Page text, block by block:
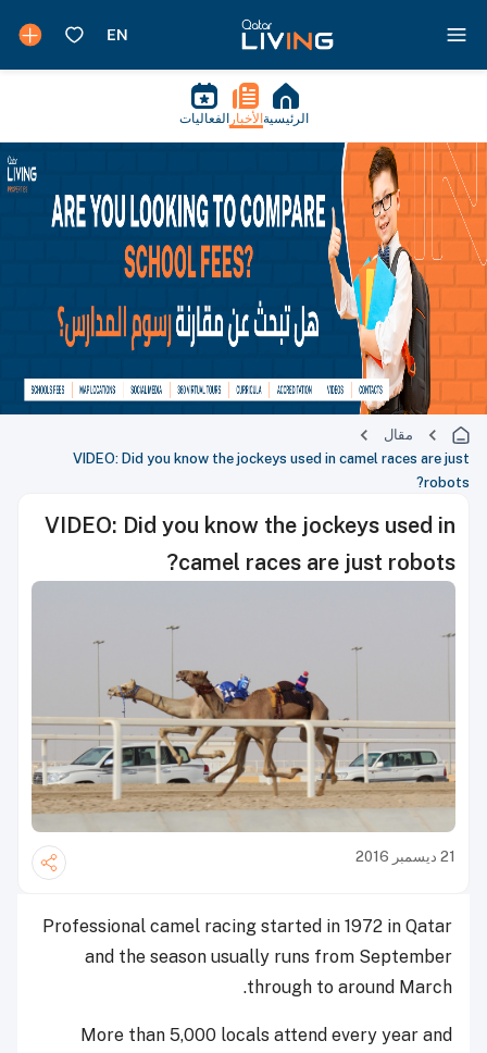
الرئيسية الأخبار الفعاليات
مقال
VIDEO: Did you know the jockeys used in camel races are just
robots?
VIDEO: Did you know the jockeys used in
camel races are just robots?
21 ديسمبر 2016
Professional camel racing started in 1972 in Qatar
and the season usually runs from September
through to around March.
More than 5,000 locals attend every year and